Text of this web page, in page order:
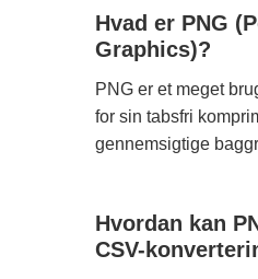
Hvad er PNG
Graphics)?
PNG er et meget
for sin tabsfri
gennemsigtige
Hvordan kan
CSV-